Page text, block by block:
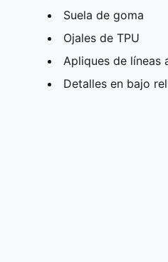
Suela de goma
Ojales de TPU
Apliques de líneas
Detalles en bajo